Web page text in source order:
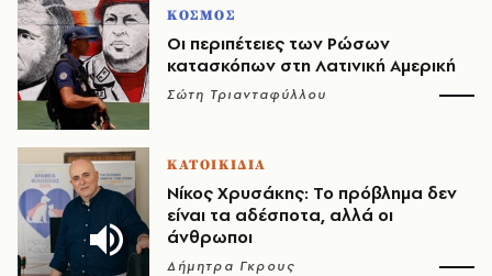
ΚΟΣΜΟΣ
Οι περιπέτειες των Ρώσων
κατασκόπων στη Λατινική Αμερική
Σώτη Τριανταφύλλου
ΚΑΤΟΙΚΙΔΙΑ
Νίκος Χρυσάκης: Το πρόβλημα δεν
είναι τα αδέσποτα, αλλά οι
άνθρωποι
Δήμητρα Γκρους